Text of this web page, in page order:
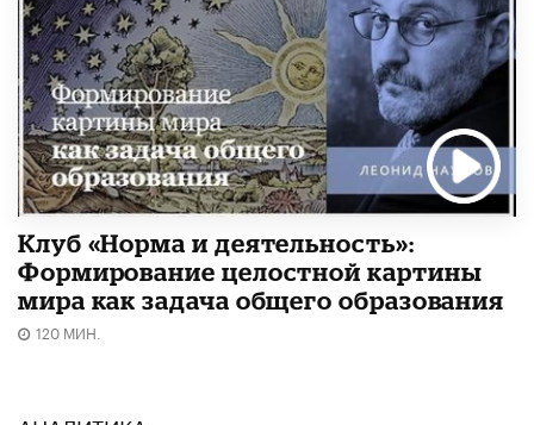
Клуб «Норма и деятельность»:
Формирование целостной картины
мира как задача общего образования
120 МИН.